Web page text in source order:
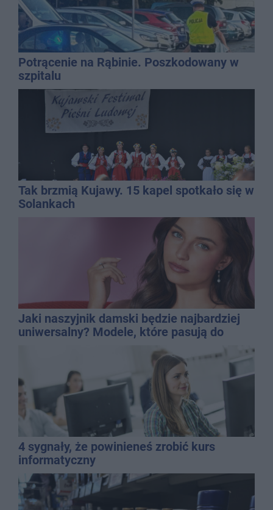
Potrącenie na Rąbinie. Poszkodowany w
szpitalu
Tak brzmią Kujawy. 15 kapel spotkało się w
Solankach
Jaki naszyjnik damski będzie najbardziej
uniwersalny? Modele, które pasują do
4 sygnały, że powinieneś zrobić kurs
informatyczny